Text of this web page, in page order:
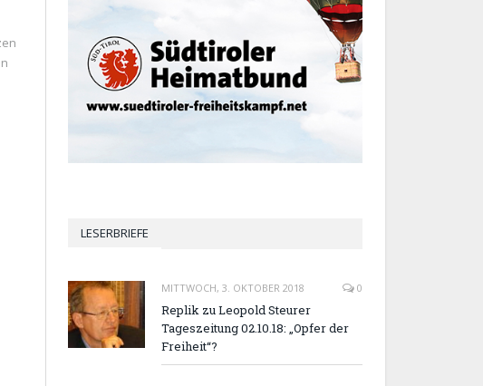
LESERBRIEFE
MITTWOCH, 3. OKTOBER 2018 0
Replik zu Leopold Steurer
Tageszeitung 02.10.18: „Opfer der
Freiheit“?